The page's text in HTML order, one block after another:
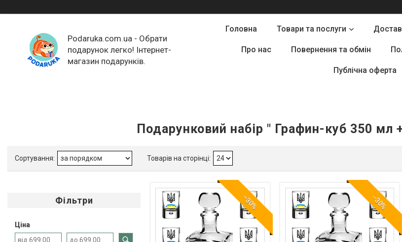
Podaruka.com.ua - Обрати
подарунок легко! Інтернет-
магазин подарунків.
Головна Товари та послуги
Про нас Повернення та обмін
Публічна оферта
Подарунковий набір " Графин-куб 350 мл
Фільтри
Ціна
–30% –30%